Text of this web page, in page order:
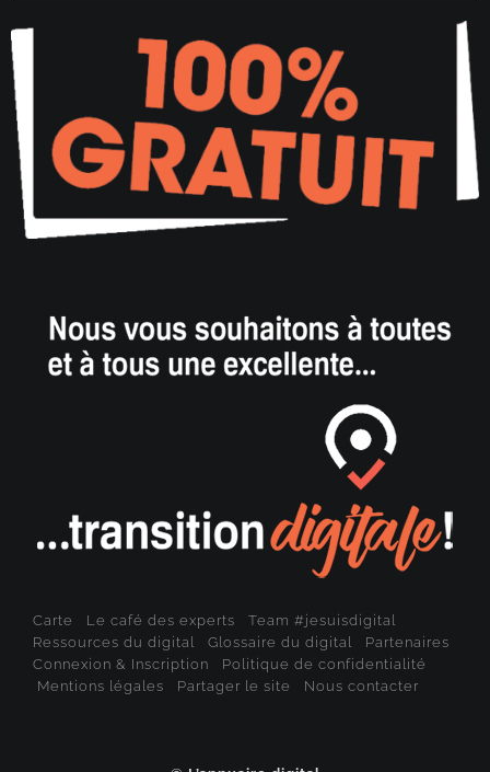
Carte Le café des experts
Team #jesuisdigital
Ressources du digital
Glossaire du digital
Partenaires
Connexion & Inscription
Politique de confidentialité
Mentions légales
Partager le site Nous contacter